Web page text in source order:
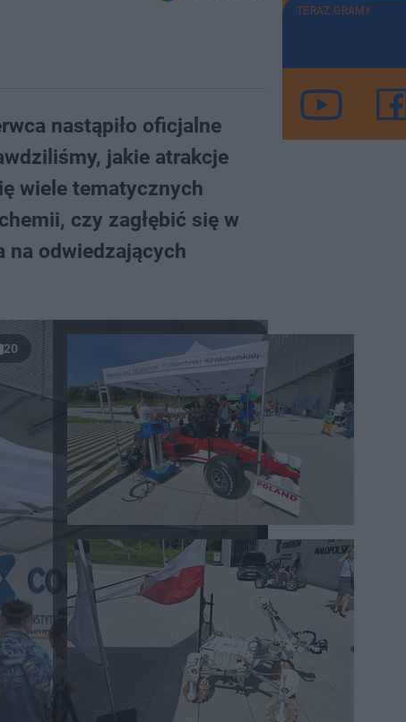
nastąpiło oficjalne
jakie atrakcje
wiele tematycznych
czy zagłębić się w
na odwiedzających
20
TERAZ GRAMY